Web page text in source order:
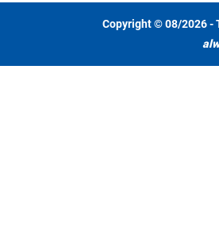
Copyright © 08/2026 -